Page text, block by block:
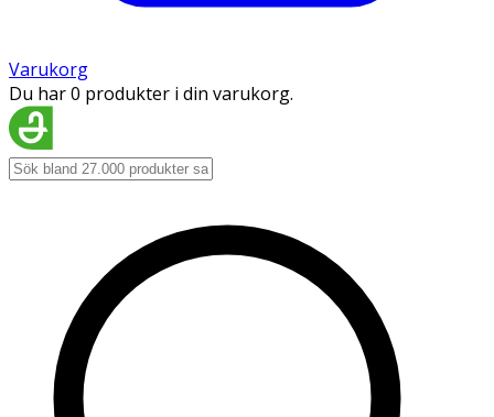
Varukorg
Du har 0 produkter i din varukorg.